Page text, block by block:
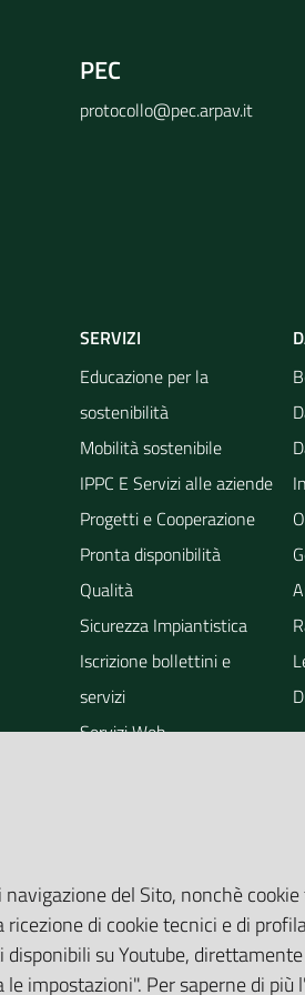
PEC
protocollo@pec.arpav.it
SERVIZI
Educazione per la
sostenibilità
Mobilità sostenibile
IPPC E Servizi alle aziende
Progetti e Cooperazione
Pronta disponibilità
Qualità
Sicurezza Impiantistica
Iscrizione bollettini e
servizi
Servizi Web
del Sito, nonchè
di cookie tecnici e di
su Youtube,
impostazioni". Per saperne di